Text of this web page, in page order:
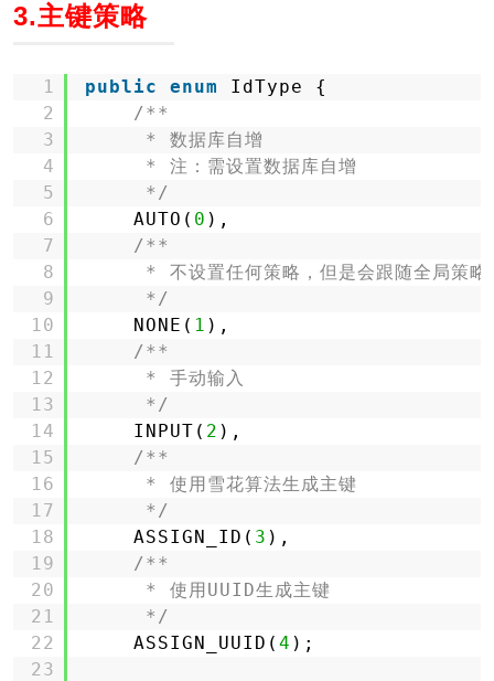
3.主键策略
1
2
3
4
5
6
7
8
9
10
11
12
13
14
15
16
17
18
19
20
21
22
23
public enum
IdType {
/**
* 数据库自增
* 注：需设置数据库自增
*/
AUTO( 0 ),
/**
* 不设置任何策略，但是会跟随全局策略
*/
NONE( 1 ),
/**
* 手动输入
*/
INPUT( 2 ),
/**
* 使用雪花算法生成主键
*/
ASSIGN_ID( 3 ),
/**
* 使用UUID生成主键
*/
ASSIGN_UUID( 4 );